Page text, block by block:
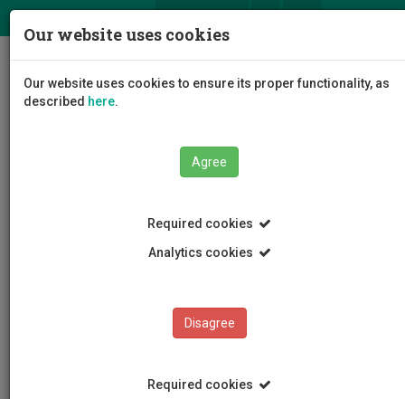
Our website uses cookies
Our website uses cookies to ensure its proper functionality, as
described here.
Agree
Required cookies
Analytics cookies
Disagree
Required cookies